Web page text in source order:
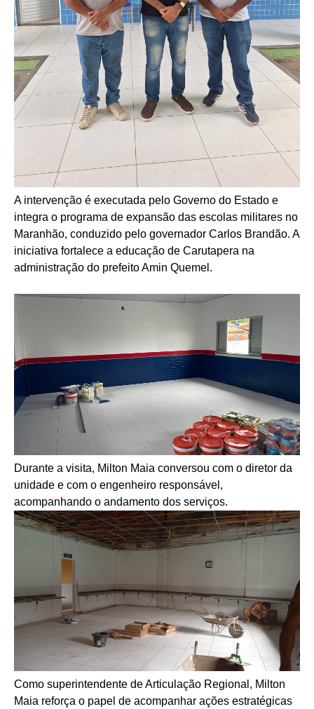
A intervenção é executada pelo Governo do Estado e
integra o programa de expansão das escolas militares no
Maranhão, conduzido pelo governador Carlos Brandão. A
iniciativa fortalece a educação de Carutapera na
administração do prefeito Amin Quemel.
Durante a visita, Milton Maia conversou com o diretor da
unidade e com o engenheiro responsável,
acompanhando o andamento dos serviços.
Como superintendente de Articulação Regional, Milton
Maia reforça o papel de acompanhar ações estratégicas